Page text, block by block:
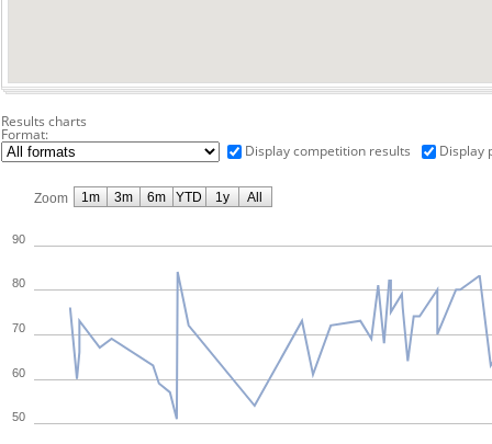
Results charts
Format:
Display competition results
Display
Zoom
50
60
70
80
90
1m 3m 6m YTD 1y All